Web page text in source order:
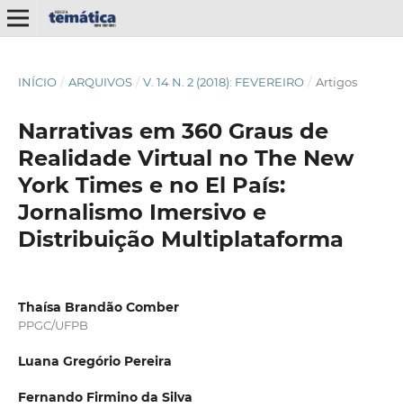
INÍCIO / ARQUIVOS / V. 14 N. 2 (2018): FEVEREIRO / Artigos
Narrativas em 360 Graus de
Realidade Virtual no The New
York Times e no El País:
Jornalismo Imersivo e
Distribuição Multiplataforma
Thaísa Brandão Comber
PPGC/UFPB
Luana Gregório Pereira
Fernando Firmino da Silva